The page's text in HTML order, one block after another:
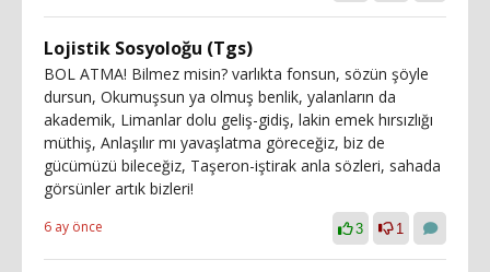
Lojistik Sosyoloğu (Tgs)
BOL ATMA! Bilmez misin? varlıkta fonsun, sözün şöyle
dursun, Okumuşsun ya olmuş benlik, yalanların da
akademik, Limanlar dolu geliş-gidiş, lakin emek hırsızlığı
müthiş, Anlaşılır mı yavaşlatma göreceğiz, biz de
gücümüzü bileceğiz, Taşeron-iştirak anla sözleri, sahada
görsünler artık bizleri!
6 ay önce 3 1